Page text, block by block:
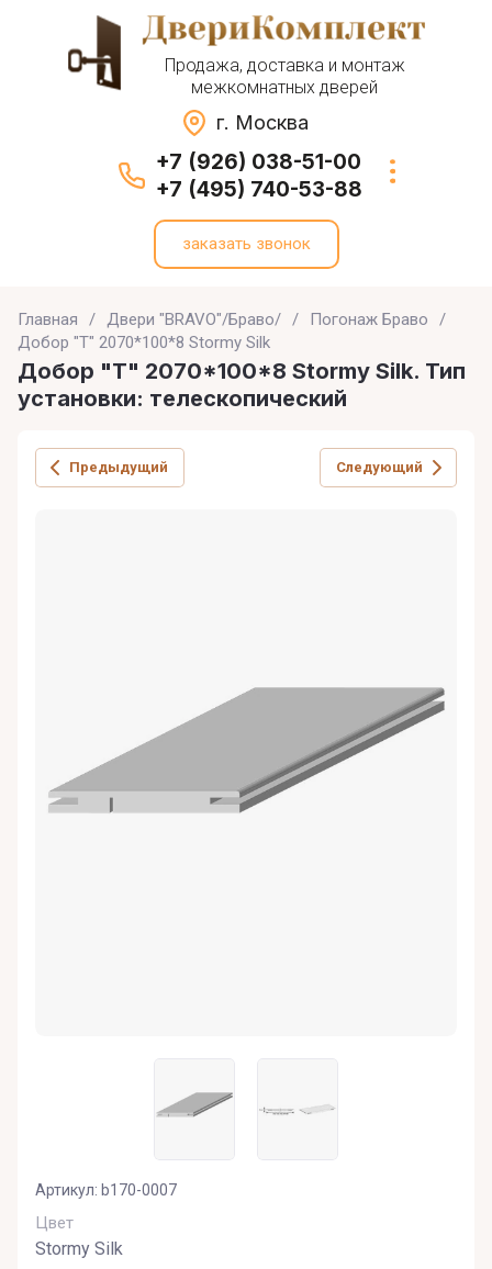
Продажа, доставка и монтаж
межкомнатных дверей
г. Москва
+7 (926) 038-51-00
+7 (495) 740-53-88
заказать звонок
Главная / Двери "BRAVO"/Браво/ / Погонаж Браво
/
Добор "Т" 2070*100*8 Stormy Silk
Добор "Т" 2070*100*8 Stormy Silk. Тип
установки: телескопический
Предыдущий Следующий
Артикул: b170-0007
Цвет
Stormy Silk